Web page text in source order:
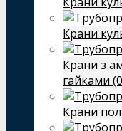
Крани
Крани з
гайками
Крани